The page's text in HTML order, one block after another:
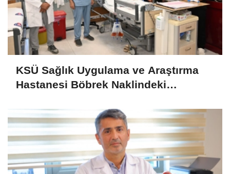
KSÜ Sağlık Uygulama ve Araştırma
Hastanesi Böbrek Naklindeki